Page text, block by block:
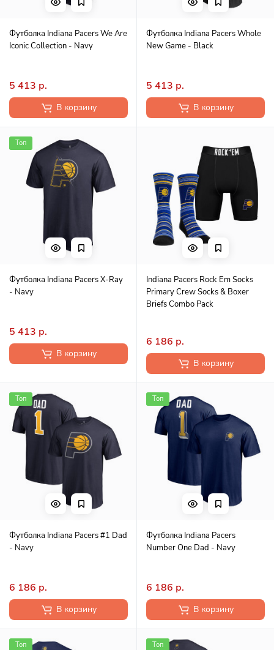
Футболка Indiana Pacers We Are
Iconic Collection - Navy
5 413 р.
В корзину
Футболка Indiana Pacers Whole
New Game - Black
5 413 р.
В корзину
Топ
Футболка Indiana Pacers X-Ray
- Navy
5 413 р.
В корзину
Indiana Pacers Rock Em Socks
Primary Crew Socks & Boxer
Briefs Combo Pack
6 186 р.
В корзину
Топ
Футболка Indiana Pacers #1 Dad
- Navy
6 186 р.
В корзину
Топ
Футболка Indiana Pacers
Number One Dad - Navy
6 186 р.
В корзину
Топ Топ